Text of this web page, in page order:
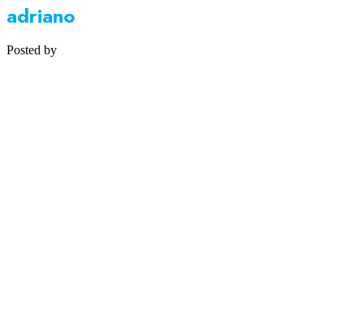
adriano
Posted by